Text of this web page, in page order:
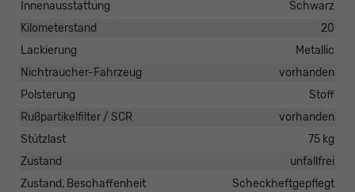
Innenausstattung
Schwarz
Kilometerstand
20
Lackierung
Metallic
Nichtraucher-Fahrzeug
vorhanden
Polsterung
Stoff
Rußpartikelfilter / SCR
vorhanden
Stützlast
75 kg
Zustand
unfallfrei
Zustand, Beschaffenheit
Scheckheftgepflegt